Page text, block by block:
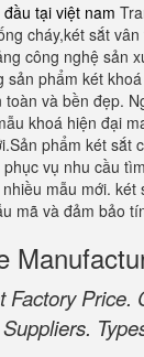
tại việt nam
cháy,két sắt
công nghệ
phẩm két
và bền đẹp.
khoá hiện đại
phẩm két
vụ nhu cầu
mẫu mới.
mã và đảm bảo
Factory